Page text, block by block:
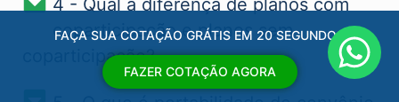
4 - Qual a diferença de planos com
coparticipação e planos sem
coparticipação?
FAÇA SUA COTAÇÃO GRÁTIS EM 20 SEGUNDOS
FAZER COTAÇÃO AGORA